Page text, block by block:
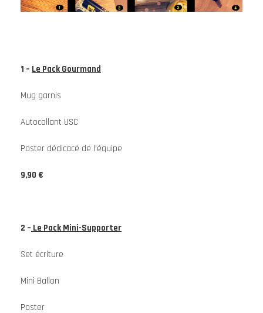
1 – Le Pack Gourmand
Mug garnis
Autocollant USC
Poster dédicacé de l’équipe
9,90 €
2 – Le Pack Mini-Supporter
Set écriture
Mini Ballon
Poster